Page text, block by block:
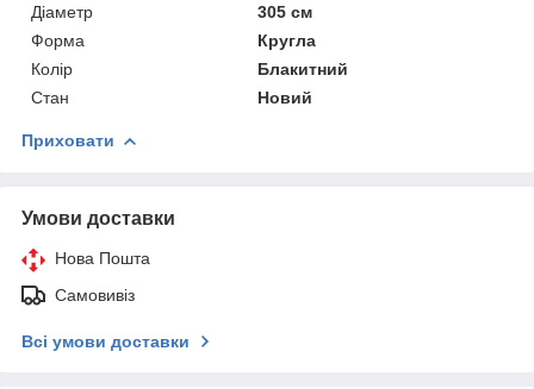
Діаметр
305 см
Форма
Кругла
Колір
Блакитний
Стан
Новий
Приховати
Умови доставки
Нова Пошта
Самовивіз
Всі умови доставки